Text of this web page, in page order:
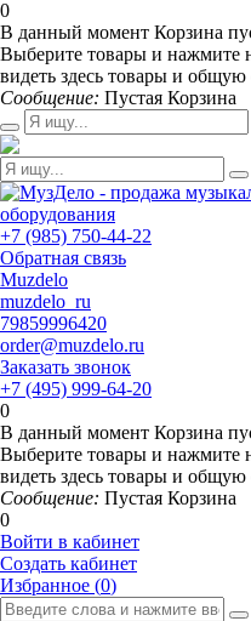
0
В данный момент Корзина
Выберите товары и нажмите
видеть здесь товары и общую
Сообщение: Пустая Корзина
+7 (985) 750-44-22
Обратная связь
Muzdelo
muzdelo_ru
79859996420
order@muzdelo.ru
Заказать звонок
+7 (495) 999-64-20
0
В данный момент Корзина
Выберите товары и нажмите
видеть здесь товары и общую
Сообщение: Пустая Корзина
0
Войти в кабинет
Создать кабинет
Избранное (0)